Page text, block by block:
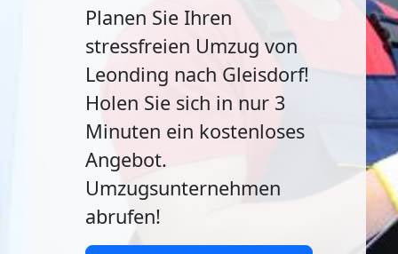
Planen Sie Ihren
stressfreien Umzug von
Leonding nach Gleisdorf!
Holen Sie sich in nur 3
Minuten ein kostenloses
Angebot.
Umzugsunternehmen
abrufen!